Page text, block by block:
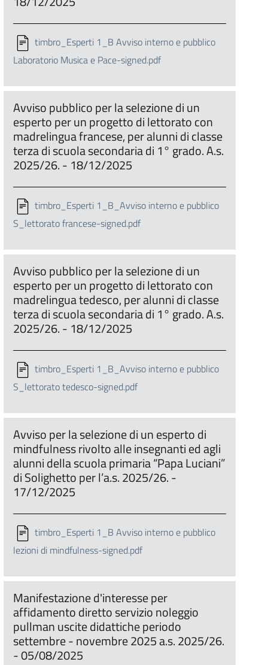
timbro_Esperti 1_B Avviso interno e pubblico
Laboratorio Musica e Pace-signed.pdf
Avviso pubblico per la selezione di un
esperto per un progetto di lettorato con
madrelingua francese, per alunni di classe
terza di scuola secondaria di 1° grado. A.s.
2025/26. - 18/12/2025
timbro_Esperti 1_B_Avviso interno e pubblico
S_lettorato francese-signed.pdf
Avviso pubblico per la selezione di un
esperto per un progetto di lettorato con
madrelingua tedesco, per alunni di classe
terza di scuola secondaria di 1° grado. A.s.
2025/26. - 18/12/2025
timbro_Esperti 1_B_Avviso interno e pubblico
S_lettorato tedesco-signed.pdf
Avviso per la selezione di un esperto di
mindfulness rivolto alle insegnanti ed agli
alunni della scuola primaria “Papa Luciani”
di Solighetto per l’a.s. 2025/26. -
17/12/2025
timbro_Esperti 1_B Avviso interno e pubblico
lezioni di mindfulness-signed.pdf
Manifestazione d'interesse per
affidamento diretto servizio noleggio
pullman uscite didattiche periodo
settembre - novembre 2025 a.s. 2025/26.
- 05/08/2025